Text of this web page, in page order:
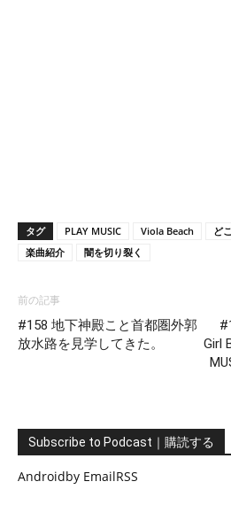
タグ PLAY MUSIC Viola Beach
ど
楽曲紹介
闇を切り裂く
前の記事
#158 地下神殿こと首都圏外郭
放水路を見学してきた。
Girl
Subscribe to Podcast｜購読する
Androidby EmailRSS